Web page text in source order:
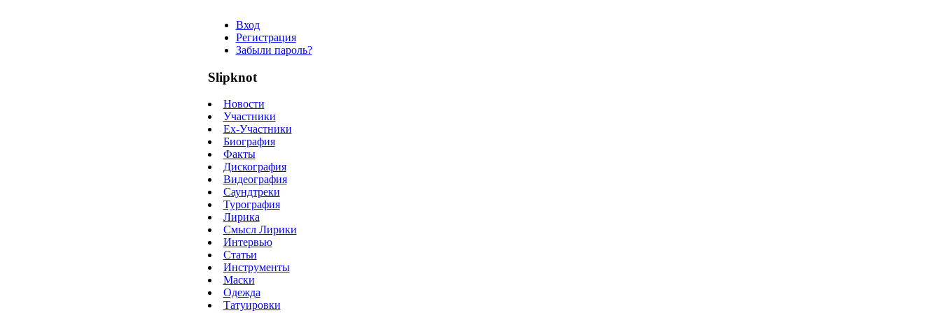
Вход
Регистрация
Забыли пароль?
Slipknot
Новости
Участники
Ex-Участники
Биография
Факты
Дискография
Видеография
Саундтреки
Турография
Лирика
Смысл Лирики
Интервью
Статьи
Инструменты
Маски
Одежда
Татуировки